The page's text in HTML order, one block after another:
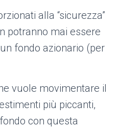
alla “sicurezza”
potranno mai essere
fondo azionario (per
vuole movimentare il
più piccanti,
con questa